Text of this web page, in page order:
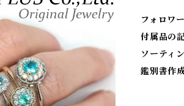
フォロワ
付属品の
ソーティ
鑑別書作